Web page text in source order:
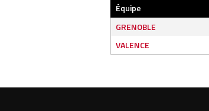
Équipe
GRENOBLE
VALENCE